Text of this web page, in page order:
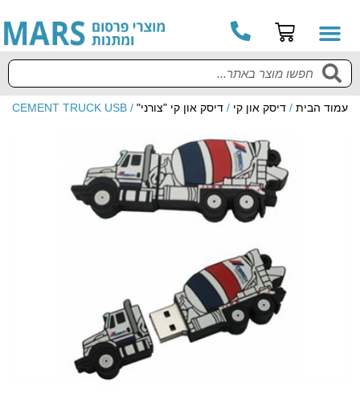
עמוד הבית / דיסק און קי / דיסק און קי "צורני" / CEMENT TRUCK USB